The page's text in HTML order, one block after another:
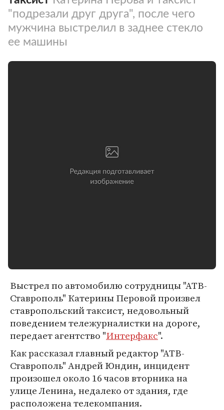
"подрезали друг друга", после чего
мужчина выстрелил в заднее стекло
ее машины
Выстрел по автомобилю сотрудницы "АТВ-
Ставрополь" Катерины Перовой произвел
ставропольский таксист, недовольный
поведением тележурналистки на дороге,
передает агентство "Интерфакс".
Как рассказал главный редактор "АТВ-
Ставрополь" Андрей Юндин, инцидент
произошел около 16 часов вторника на
улице Ленина, недалеко от здания, где
расположена телекомпания.